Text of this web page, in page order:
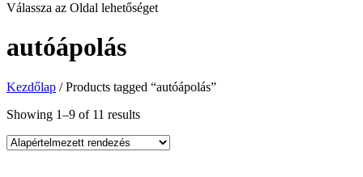
Válassza az Oldal lehetőséget
autóápolás
Kezdőlap / Products tagged “autóápolás”
Showing 1–9 of 11 results